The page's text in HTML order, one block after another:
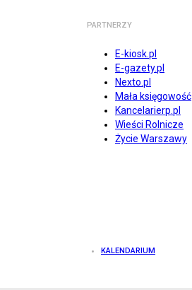
PARTNERZY
E-kiosk.pl
E-gazety.pl
Nexto.pl
Mała księgowość
Kancelarierp.pl
Wieści Rolnicze
Życie Warszawy
KALENDARIUM